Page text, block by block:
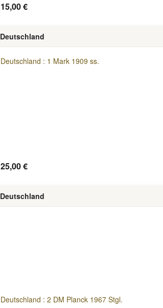
15,00 €
Deutschland
Deutschland : 1 Mark 1909 ss.
25,00 €
Deutschland
Deutschland : 2 DM Planck 1967 Stgl.